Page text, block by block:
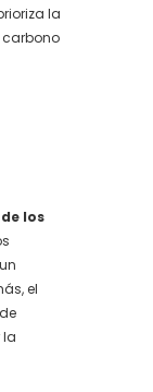
la
de los
el
la